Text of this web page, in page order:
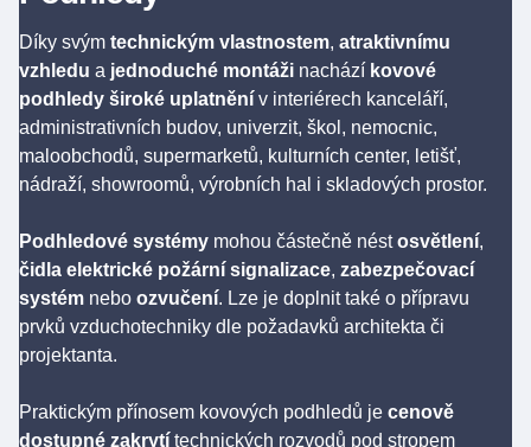
Díky svým technickým vlastnostem, atraktivnímu
vzhledu a jednoduché montáži nachází kovové
podhledy široké uplatnění v interiérech kanceláří,
administrativních budov, univerzit, škol, nemocnic,
maloobchodů, supermarketů, kulturních center, letišť,
nádraží, showroomů, výrobních hal i skladových prostor.
Podhledové systémy mohou částečně néstosvětlení,
čidla elektrické požární signalizace, zabezpečovací
systém nebo ozvučení. Lze je doplnit také o přípravu
prvků vzduchotechniky dle požadavků architekta či
projektanta.
Praktickým přínosem kovových podhledů je cenově
dostupné zakrytí technických rozvodů pod stropem